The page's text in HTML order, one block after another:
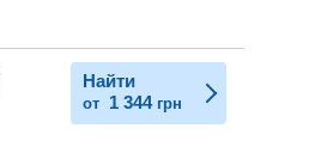
Найти
от 1 344 грн